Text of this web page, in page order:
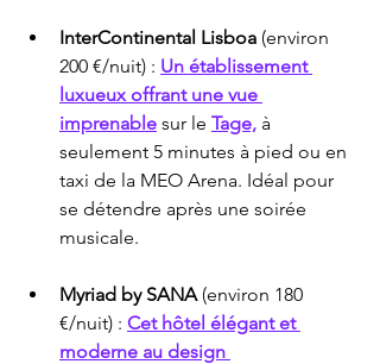
InterContinental Lisboa (environ
200 €/nuit) : Un établissement
luxueux offrant une vue
imprenable sur le Tage, à
seulement 5 minutes à pied ou en
taxi de la MEO Arena. Idéal pour
se détendre après une soirée
musicale.
Myriad by SANA (environ 180
€/nuit) : Cet hôtel élégant et
moderne au design